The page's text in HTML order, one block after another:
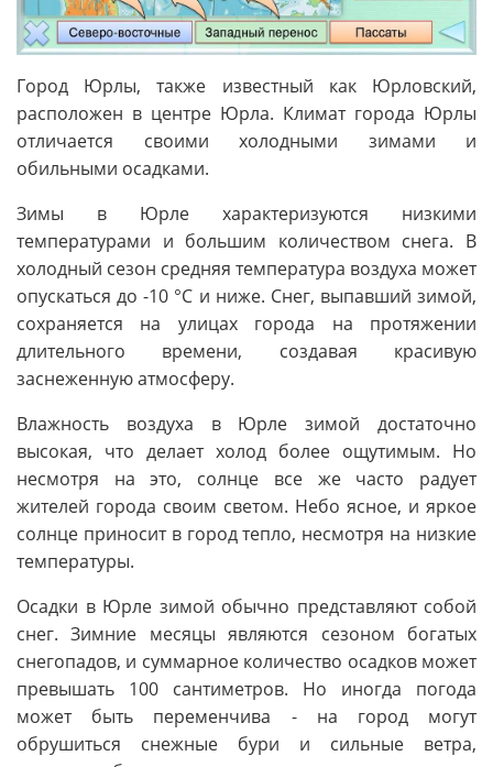
Город Юрлы, также известный как Юрловский,
расположен в центре Юрла. Климат города Юрлы
отличается своими холодными зимами и
обильными осадками.
Зимы в Юрле характеризуются низкими
температурами и большим количеством снега. В
холодный сезон средняя температура воздуха может
опускаться до -10 °C и ниже. Снег, выпавший зимой,
сохраняется на улицах города на протяжении
длительного времени, создавая красивую
заснеженную атмосферу.
Влажность воздуха в Юрле зимой достаточно
высокая, что делает холод более ощутимым. Но
несмотря на это, солнце все же часто радует
жителей города своим светом. Небо ясное, и яркое
солнце приносит в город тепло, несмотря на низкие
температуры.
Осадки в Юрле зимой обычно представляют собой
снег. Зимние месяцы являются сезоном богатых
снегопадов, и суммарное количество осадков может
превышать 100 сантиметров. Но иногда погода
может быть переменчива - на город могут
обрушиться снежные бури и сильные ветра,